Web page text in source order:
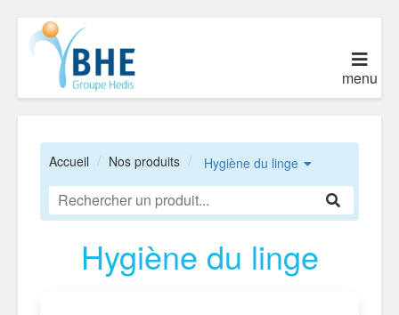
menu
Accueil Nos produits Hygiène du linge
Hygiène du linge